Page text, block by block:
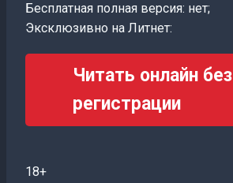
Бесплатная полная версия: нет;
Эксклюзивно на Литнет:
Читать онлайн без
регистрации
18+